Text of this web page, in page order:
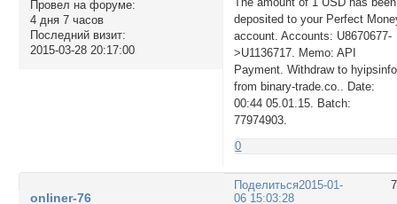
Провел на форуме:
4 дня 7 часов
Последний визит:
2015-03-28 20:17:00
deposited to your Perfect
account. Accounts: U8670677-
>U1136717. Memo: API
Payment. Withdraw to hyipsinfo
from binary-trade.co.. Date:
00:44 05.01.15. Batch:
77974903.
0
Поделиться2015-01-
06 15:03:28
onliner-76